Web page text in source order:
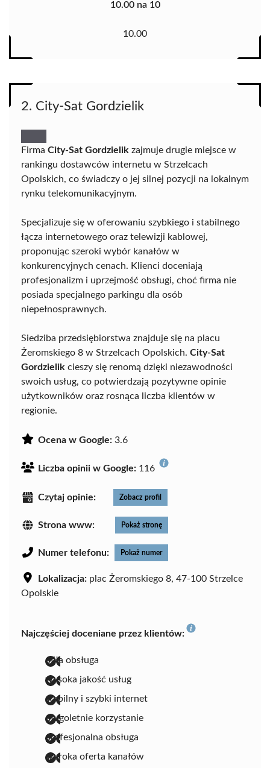
10.00 na 10
10.00
2. City-Sat Gordzielik
Firma City-Sat Gordzielik zajmuje drugie miejsce w
rankingu dostawców internetu w Strzelcach
Opolskich, co świadczy o jej silnej pozycji na lokalnym
rynku telekomunikacyjnym.
Specjalizuje się w oferowaniu szybkiego i stabilnego
łącza internetowego oraz telewizji kablowej,
proponując szeroki wybór kanałów w
konkurencyjnych cenach. Klienci doceniają
profesjonalizm i uprzejmość obsługi, choć firma nie
posiada specjalnego parkingu dla osób
niepełnosprawnych.
Siedziba przedsiębiorstwa znajduje się na placu
Żeromskiego 8 w Strzelcach Opolskich. City-Sat
Gordzielik cieszy się renomą dzięki niezawodności
swoich usług, co potwierdzają pozytywne opinie
użytkowników oraz rosnąca liczba klientów w
regionie.
Ocena w Google: 3.6
Liczba opinii w Google: 116
Czytaj opinie: Zobacz profil
Strona www: Pokaż stronę
Numer telefonu: Pokaż numer
Lokalizacja: plac Żeromskiego 8, 47-100 Strzelce
Opolskie
Najczęściej doceniane przez klientów:
miła obsługa
wysoka jakość usług
stabilny i szybki internet
długoletnie korzystanie
profesjonalna obsługa
szeroka oferta kanałów